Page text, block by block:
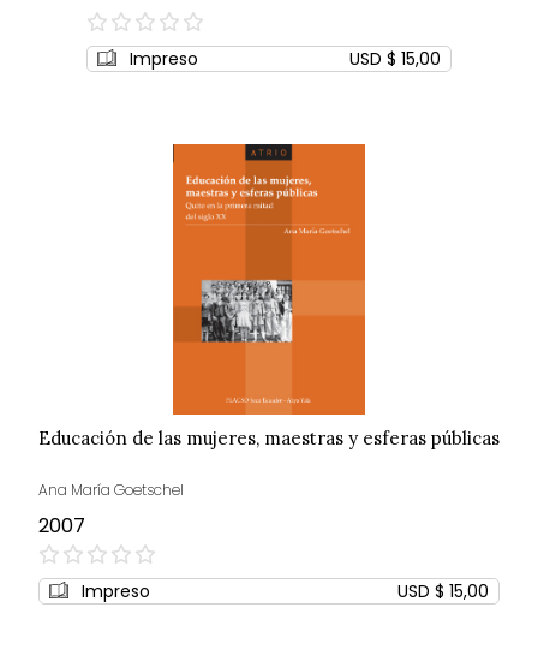
0%
Impreso USD $ 15,00
Educación de las mujeres, maestras y esferas públicas
Ana María Goetschel
2007
0%
Impreso USD $ 15,00